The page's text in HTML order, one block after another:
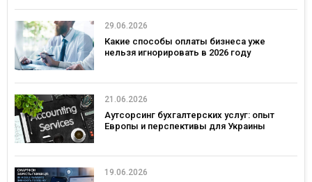
29.06.2026
Какие способы оплаты бизнеса уже
нельзя игнорировать в 2026 году
21.06.2026
Аутсорсинг бухгалтерских услуг: опыт
Европы и перспективы для Украины
19.06.2026